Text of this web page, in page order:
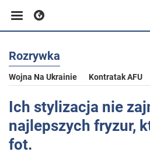
Biznes
Sport
Rozrywka
Rozrywka
Wojna Na Ukrainie Kontratak AFU
Ich stylizacja nie
najlepszych fryzur,
fot.